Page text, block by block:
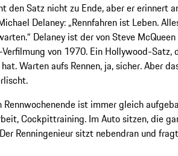
den Satz nicht zu Ende, aber er erinnert
Delaney: „Rennfahren ist Leben.
Delaney ist der von Steve
von 1970. Ein Hollywood-Satz,
Warten aufs Rennen, ja, sicher. Aber
Rennwochenende ist immer gleich
Cockpittraining. Im Auto sitzen, die
Renningenieur sitzt nebendran und